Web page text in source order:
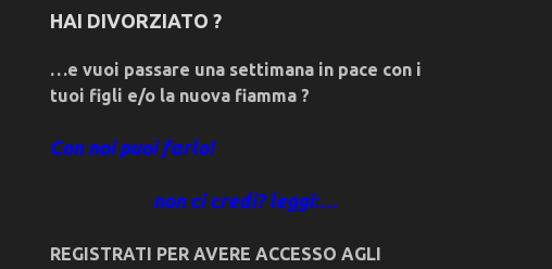
HAI DIVORZIATO ?
…e vuoi passare una settimana in pace con i
tuoi figli e/o la nuova fiamma ?
Con noi puoi farlo!
non ci credi? leggi:…
REGISTRATI PER AVERE ACCESSO AGLI